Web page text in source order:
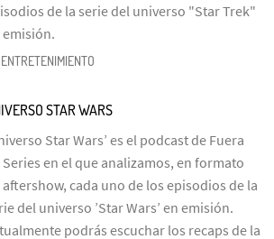
de la serie del universo "Star Trek"
emisión.
ENTRETENIMIENTO
STAR WARS
Star Wars’ es el podcast de Fuera
Series en el que analizamos, en formato
aftershow, cada uno de los episodios de la
del universo ’Star Wars’ en emisión.
podrás escuchar los recaps de la